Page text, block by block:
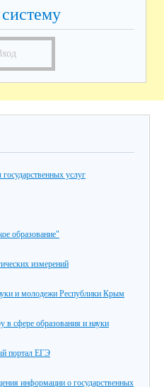
услуг
образование"
измерений
и молодежи Республики Крым
в сфере образования и науки
портал ЕГЭ
информации о государственных